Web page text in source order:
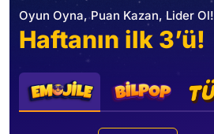
Oyun Oyna, Puan Kazan, Lider Ol!
Haftanın ilk 3’ü!